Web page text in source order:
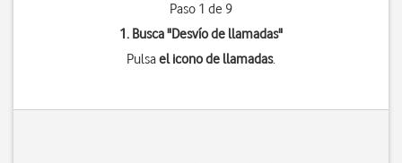
Paso 1 de 9
1. Busca "Desvío de llamadas"
Pulsael icono de llamadas.